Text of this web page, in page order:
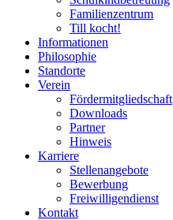
Familienzentrum
Till kocht!
Informationen
Philosophie
Standorte
Verein
Fördermitgliedschaft
Downloads
Partner
Hinweis
Karriere
Stellenangebote
Bewerbung
Freiwilligendienst
Kontakt